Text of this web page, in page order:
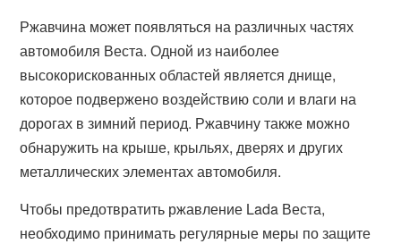
Ржавчина может появляться на различных частях
автомобиля Веста. Одной из наиболее
высокорискованных областей является днище,
которое подвержено воздействию соли и влаги на
дорогах в зимний период. Ржавчину также можно
обнаружить на крыше, крыльях, дверях и других
металлических элементах автомобиля.
Чтобы предотвратить ржавление Lada Веста,
необходимо принимать регулярные меры по защите